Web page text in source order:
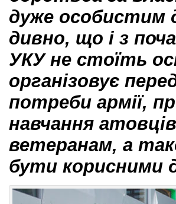
дуже особистим
дивно, що і з
УКУ не стоїть
організовує
потреби армії,
навчання
ветеранам, а
бути корисними